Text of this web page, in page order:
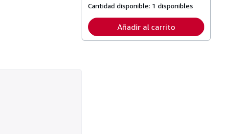
tarifas
envío
Cantidad disponible: 1 disponibles
Añadir al carrito